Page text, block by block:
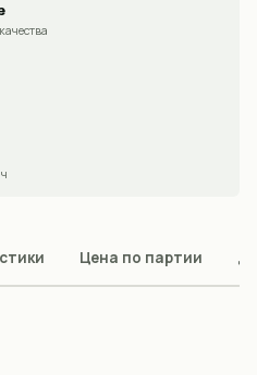
Цена по партии